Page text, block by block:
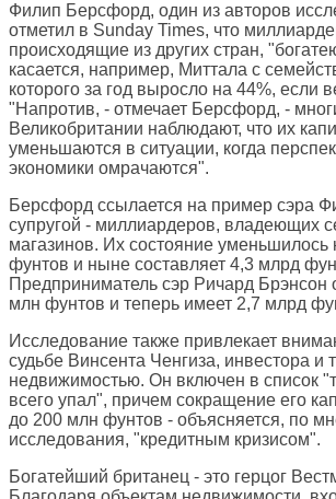
Филип Берсфорд, один из авторов
отметил в Sunday Times, что
происходящие из других стран,
касается, например, Миттала с
которого за год выросло на 44%, если
"Напротив, - отмечает Берсфорд, -
Великобритании наблюдают, что их
уменьшаются в ситуации, когда
экономики омрачаются".
Берсфорд ссылается на пример сэра
супругой - миллиардеров, владеющих
магазинов. Их состояние уменьшилось
фунтов и ныне составляет 4,3 млрд
Предприниматель сэр Ричард Брэнсон
млн фунтов и теперь имеет 2,7 млрд
Исследование также привлекает
судьбе Винсента Ченгиза, инвестора и
недвижимостью. Он включен в список
всего упал", причем сокращение его
до 200 млн фунтов - объясняется, по
исследования, "кредитным кризисом".
Богатейший британец - это герцог